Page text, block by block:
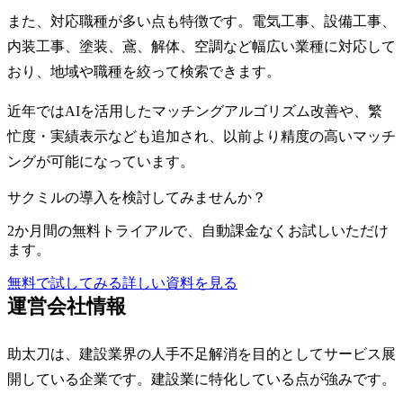
また、対応職種が多い点も特徴です。電気工事、設備工事、
内装工事、塗装、鳶、解体、空調など幅広い業種に対応して
おり、地域や職種を絞って検索できます。
近年ではAIを活用したマッチングアルゴリズム改善や、繁
忙度・実績表示なども追加され、以前より精度の高いマッチ
ングが可能になっています。
サクミルの導入を検討してみませんか？
2か月間の無料トライアルで、自動課金なくお試しいただけ
ます。
無料で試してみる詳しい資料を見る
運営会社情報
助太刀は、建設業界の人手不足解消を目的としてサービス展
開している企業です。建設業に特化している点が強みです。